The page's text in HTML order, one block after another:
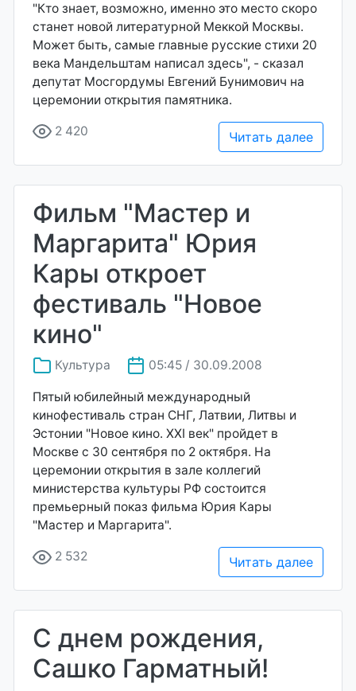
"Кто знает, возможно, именно это место скоро
станет новой литературной Меккой Москвы.
Может быть, самые главные русские стихи 20
века Мандельштам написал здесь", - сказал
депутат Мосгордумы Евгений Бунимович на
церемонии открытия памятника.
2 420 Читать далее
Фильм "Мастер и
Маргарита" Юрия
Кары откроет
фестиваль "Новое
кино"
Культура 05:45 / 30.09.2008
Пятый юбилейный международный
кинофестиваль стран СНГ, Латвии, Литвы и
Эстонии "Новое кино. XXI век" пройдет в
Москве с 30 сентября по 2 октября. На
церемонии открытия в зале коллегий
министерства культуры РФ состоится
премьерный показ фильма Юрия Кары
"Мастер и Маргарита".
2 532 Читать далее
С днем рождения,
Сашко Гарматный!